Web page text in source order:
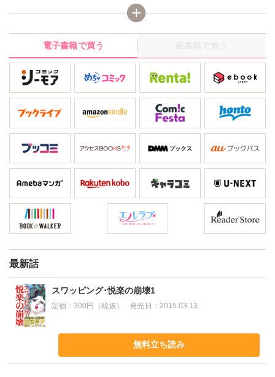
供でもいれば毎日の生活にメリハリができる…私はそんなことば
かり考えていました。そんなある日、夫からクルーザーでのバカ
ンスに誘われました。結婚以来初めてのバカンス。舞い上がる私
が目にしたのは他の女性とSEXする夫の姿でした。そして私の体
にも何人もの男女が絡みつき、心とは裏腹に濡れていくのです。
「いや、恥ずかしい。見ないで、あなた」何人の男に貫かれ何度
果てたか…何人目かの男を迎え入れている時、私は夫の熱い視線
を感じながら絶頂に…。
電子書籍で買う 紙書籍で買う
最新話
スワッピング･悦楽の崩壊1
定価：300円（税抜） 発売日： 2015.03.13
無料立ち読み